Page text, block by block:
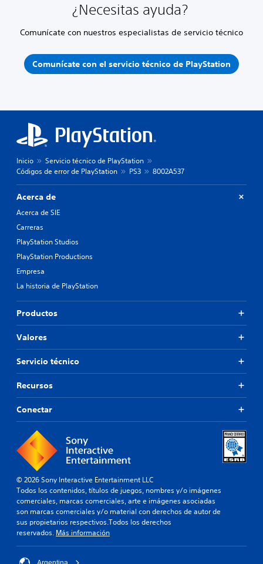
¿Necesitas ayuda?
Comunícate con nuestros especialistas de servicio técnico
Comunícate con el servicio técnico de PlayStation
Inicio
Servicio técnico de PlayStation
Códigos de error de PlayStation
PS3 8002A537
Acerca de
Acerca de SIE
Carreras
PlayStation Studios
PlayStation Productions
Empresa
La historia de PlayStation
Productos
Valores
Servicio técnico
Recursos
Conectar
© 2026 Sony Interactive Entertainment LLC
Todos los contenidos, títulos de juegos, nombres y/o imágenes
comerciales, marcas comerciales, arte e imágenes asociadas
son marcas comerciales y/o material con derechos de autor de
sus propietarios respectivos.Todos los derechos
reservados. Más información